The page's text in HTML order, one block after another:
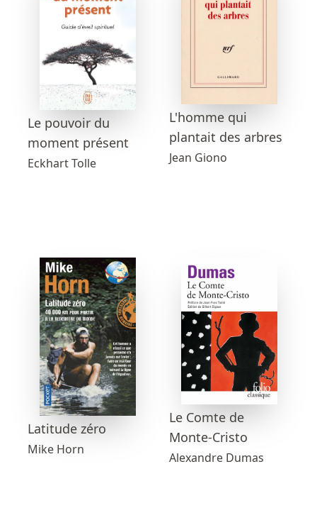
Le pouvoir du
moment présent
Eckhart Tolle
L'homme qui
plantait des arbres
Jean Giono
Latitude zéro
Mike Horn
Le Comte de
Monte-Cristo
Alexandre Dumas